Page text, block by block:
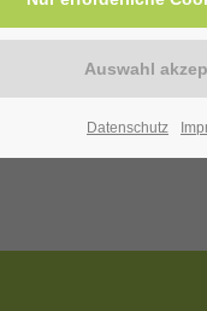
Datenschutz